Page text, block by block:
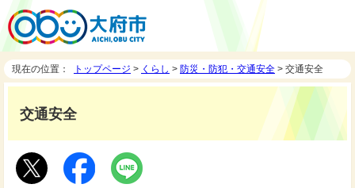
現在の位置： トップページ > くらし > 防災・防犯・交通安全 > 交通安全
交通安全